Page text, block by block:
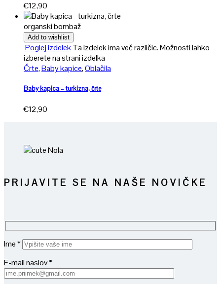
€12,90
organski bombaž
Add to wishlist
Poglej izdelekTa izdelek ima več različic. Možnosti lahko
izberete na strani izdelka
Črte,Baby kapice,Oblačila
Baby kapica – turkizna, črte
€12,90
PRIJAVITE SE NA NAŠE NOVIČKE
Ime *
E-mail naslov *